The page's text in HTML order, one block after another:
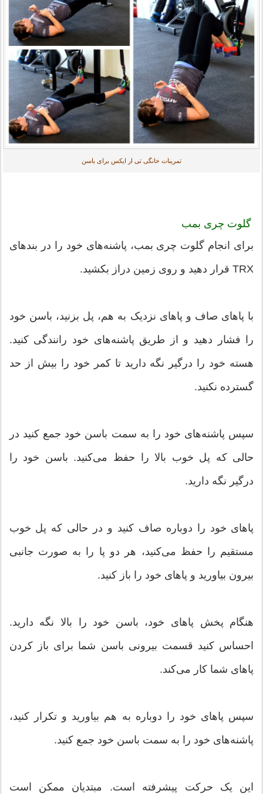
تمرینات خانگی تی ار ایکس برای باسن
گلوت چری بمب
برای انجام گلوت چری بمب، پاشنه‌های خود را در بندهای
TRX قرار دهید و روی زمین دراز بکشید.
با پاهای صاف و پاهای نزدیک به هم، پل بزنید، باسن خود
را فشار دهید و از طریق پاشنه‌های خود رانندگی کنید.
هسته خود را درگیر نگه دارید تا کمر خود را بیش از حد
گسترده نکنید.
سپس پاشنه‌های خود را به سمت باسن خود جمع کنید در
حالی که پل خوب بالا را حفظ می‌کنید. باسن خود را
درگیر نگه دارید.
پاهای خود را دوباره صاف کنید و در حالی که پل خوب
مستقیم را حفظ می‌کنید، هر دو پا را به صورت جانبی
بیرون بیاورید و پاهای خود را باز کنید.
هنگام پخش پاهای خود، باسن خود را بالا نگه دارید.
احساس کنید قسمت بیرونی باسن شما برای باز کردن
پاهای شما کار می‌کند.
سپس پاهای خود را دوباره به هم بیاورید و تکرار کنید،
پاشنه‌های خود را به سمت باسن خود جمع کنید.
این یک حرکت پیشرفته است. مبتدیان ممکن است